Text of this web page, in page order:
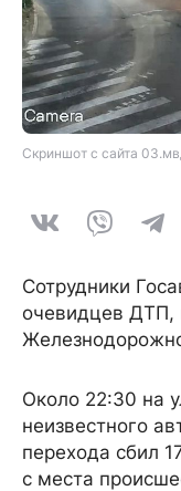
Скриншот с сайта
Сотрудники
очевидцев ДТП,
Около 22:30 на
неизвестного
перехода сбил
с места